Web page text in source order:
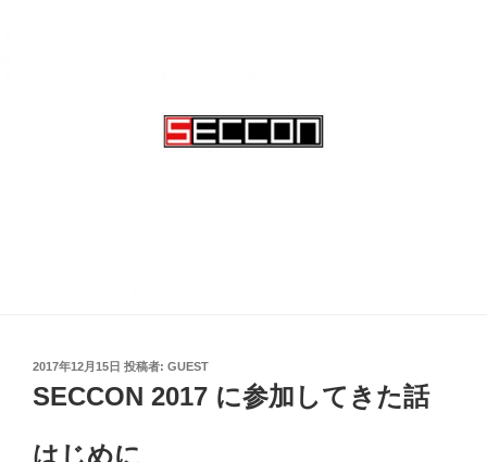
投
稿
日:
2017年12月15日 投稿者: GUEST
SECCON 2017 に参加してきた話
はじめに